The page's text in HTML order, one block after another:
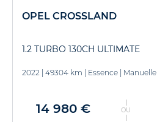
OPEL CROSSLAND
1.2 TURBO 130CH ULTIMATE
2022 49304 km Essence Manuelle
14 980 € OU